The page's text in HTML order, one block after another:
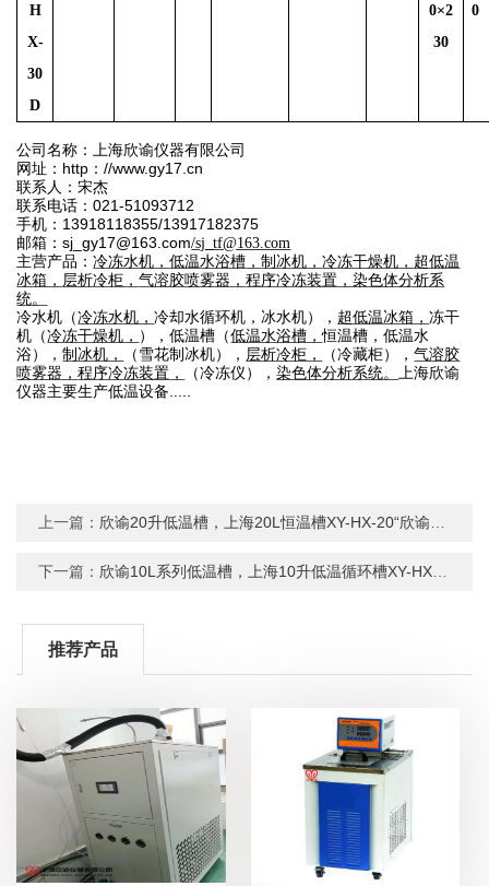
H
X-
30
D
0×2
30
0
公司名称：上海欣谕仪器有限公司
网址： http ：//www.gy17.cn
联系 人：宋杰
联系电话：021-51093712
手机： 13918118355/13917182375
邮箱：sj_gy17@163.com/sj_tf@163.com
主营产品：冷冻水机，低温水浴槽，制冰机，冷冻干燥机， 超低温
冰箱， 层析冷柜，气溶胶喷雾器，程序冷冻装置，染色体分析系
统。
冷水机（冷冻水机，冷却水循环机，冰水机）， 超低温冰箱，冻干
机（冷冻干燥机， ），低温槽（低温水浴槽，恒温槽，低温水
浴），制冰机， （雪花制冰机）， 层析冷柜， （冷藏柜），气溶胶
喷雾器，程序冷冻装置， （冷冻仪），染色体分析系统。
上海欣谕
仪器主要生产低温设备
上一篇： 欣谕20升低温槽，上海20L恒温槽XY-HX-20“欣谕”恒温槽，低温槽，低温水浴，恒温循环器，低温浴槽
下一篇： 欣谕10L系列低温槽，上海10升低温循环槽XY-HX-10“欣谕”恒温槽，低温槽，低温水浴，恒温循环器，低温浴槽
推荐产品